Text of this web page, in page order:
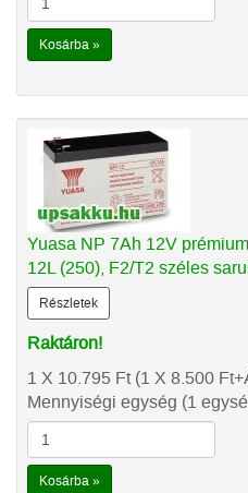
Kosárba »
Yuasa NP 7Ah 12V
12L (250), F2/T2 széles
Részletek
Raktáron!
1 X 10.795 Ft(1 X 8.500 Ft
Mennyiségi egység (1
Kosárba »